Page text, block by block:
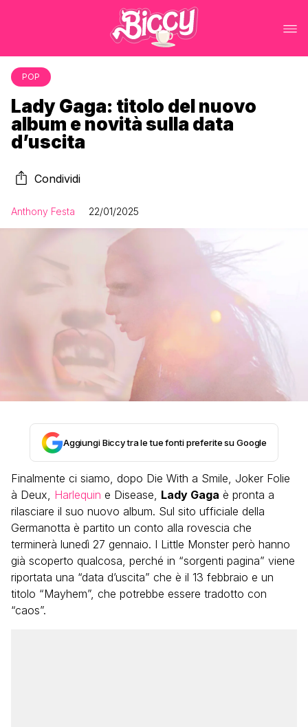
POP
Lady Gaga: titolo del nuovo
album e novità sulla data
d’uscita
Condividi
Anthony Festa 22/01/2025
Aggiungi Biccy tra le tue fonti preferite su Google
Finalmente ci siamo, dopo Die With a Smile, Joker Folie
à Deux, Harlequin e Disease, Lady Gaga è pronta a
rilasciare il suo nuovo album. Sul sito ufficiale della
Germanotta è partito un conto alla rovescia che
terminerà lunedì 27 gennaio. I Little Monster però hanno
già scoperto qualcosa, perché in “sorgenti pagina” viene
riportata una “data d’uscita” che è il 13 febbraio e un
titolo “Mayhem”, che potrebbe essere tradotto con
“caos”.